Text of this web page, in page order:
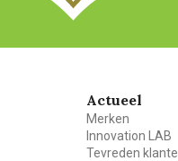
Actueel
Merken
Innovation LAB
Tevreden